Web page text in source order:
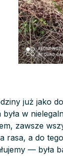
już jako
w
zawsze
rasa, a do
— była